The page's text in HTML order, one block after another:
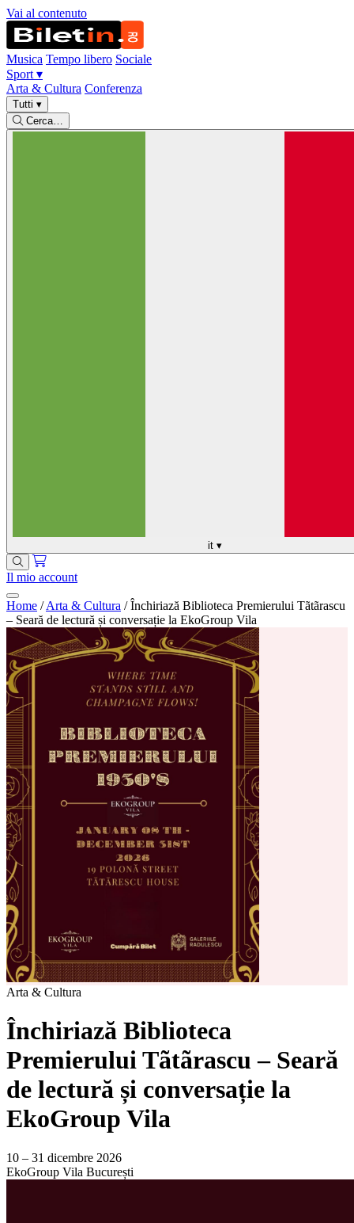
Vai al contenuto
Musica Tempo libero Sociale
Sport ▾
Arta & Cultura Conferenza
Tutti ▾
Cerca…
it ▾
Il mio account
Home / Arta & Cultura / Închiriază Biblioteca Premierului Tãtãrascu
– Seară de lectură și conversație la EkoGroup Vila
Arta & Cultura
Închiriază Biblioteca
Premierului Tãtãrascu – Seară
de lectură și conversație la
EkoGroup Vila
10 – 31 dicembre 2026
EkoGroup Vila București